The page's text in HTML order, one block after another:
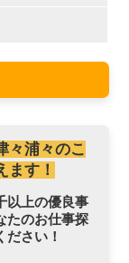
々浦々のこ
ます！
以上の優良事
たのお仕事探
ださい！